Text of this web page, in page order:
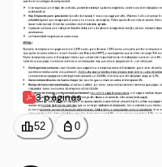
3 páginas
leaderboard52 personal_bag 0